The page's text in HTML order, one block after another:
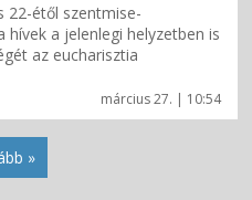
március 27. | 10:54
22-étől szentmise-
a jelenlegi helyzetben is
az eucharisztia
»